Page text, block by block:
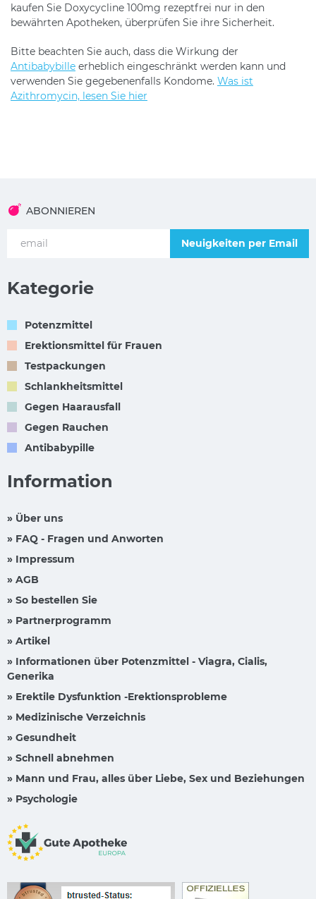
kaufen Sie Doxycycline 100mg rezeptfrei nur in den
bewährten Apotheken, überprüfen Sie ihre Sicherheit.
Bitte beachten Sie auch, dass die Wirkung der
Antibabybille erheblich eingeschränkt werden kann und
verwenden Sie gegebenenfalls Kondome. Was ist
Azithromycin, lesen Sie hier
ABONNIEREN
Neuigkeiten per Email
Kategorie
Potenzmittel
Erektionsmittel für Frauen
Testpackungen
Schlankheitsmittel
Gegen Haarausfall
Gegen Rauchen
Antibabypille
Information
» Über uns
» FAQ - Fragen und Anworten
» Impressum
» AGB
» So bestellen Sie
» Partnerprogramm
» Artikel
» Informationen über Potenzmittel - Viagra, Cialis,
Generika
» Erektile Dysfunktion -Erektionsprobleme
» Medizinische Verzeichnis
» Gesundheit
» Schnell abnehmen
» Mann und Frau, alles über Liebe, Sex und Beziehungen
» Psychologie